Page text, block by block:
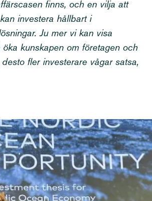
finns, och en vilja att
investera hållbart i
Ju mer vi kan visa
öka kunskapen om företagen och
fler investerare vågar satsa,